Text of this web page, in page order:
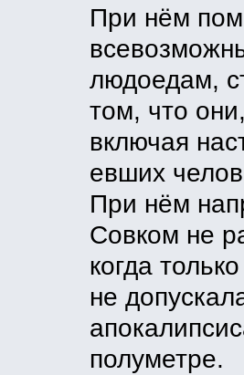
При нём
людоедам,
том, что
включая
евших
При нём
Совком не
когда
не
полуметре.